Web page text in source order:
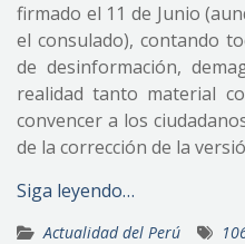
firmado el 11 de Junio
el consulado), contando
de desinformación,
realidad tanto material
convencer a los
de la corrección de la
Siga leyendo…
Actualidad del Perú